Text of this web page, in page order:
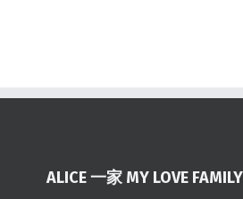
ALICE 一家 MY LOVE FAMILY